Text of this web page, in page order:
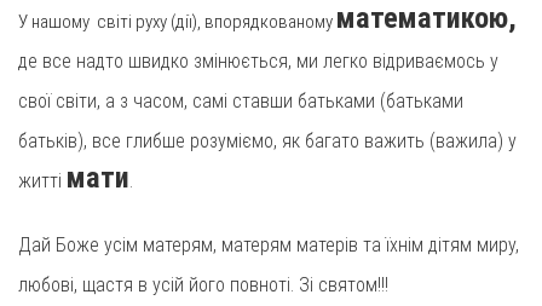
У нашому світі руху (дії), впорядкованому математикою,
де все надто швидко змінюється, ми легко відриваємось у
свої світи, а з часом, самі ставши батьками (батьками
батьків), все глибше розуміємо, як багато важить (важила) у
житті мати.
Дай Боже усім матерям, матерям матерів та їхнім дітям миру,
любові, щастя в усій його повноті. Зі святом!!!